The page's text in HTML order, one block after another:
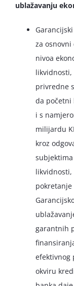
ublažavanju
za
nivoa
privredne
da početni
i s
milijardu
kroz
likvidnosti,
pokretanje
garantnih
efektivnog
okviru